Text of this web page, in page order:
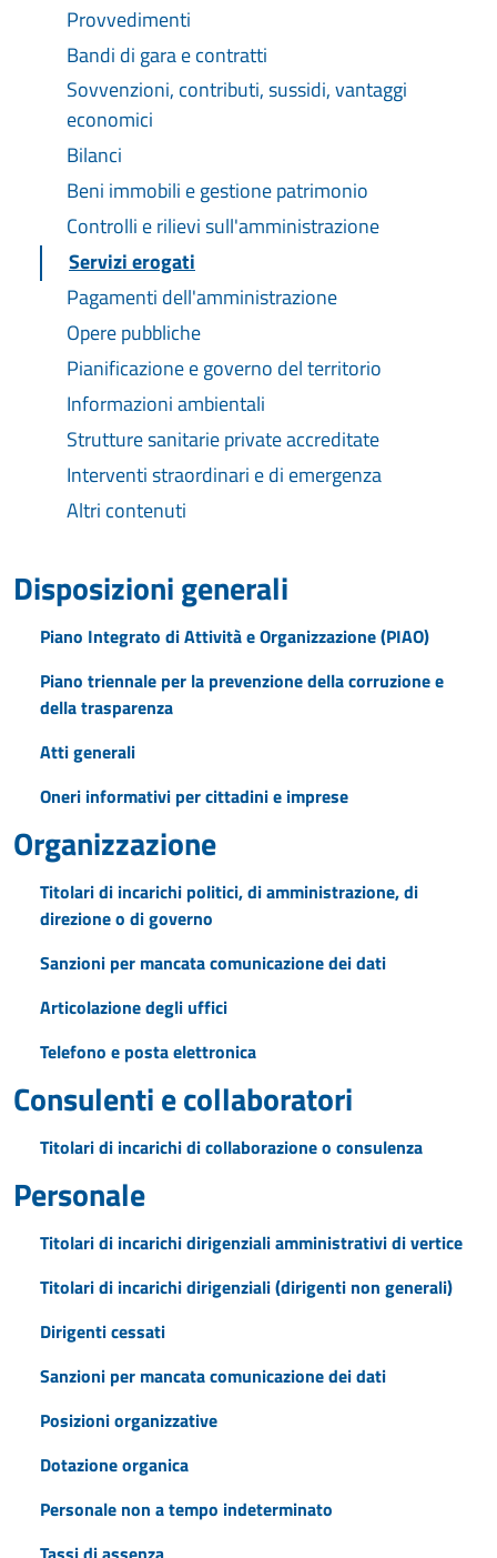
Provvedimenti
Bandi di gara e contratti
Sovvenzioni, contributi, sussidi, vantaggi
economici
Bilanci
Beni immobili e gestione patrimonio
Controlli e rilievi sull'amministrazione
Servizi erogati
Pagamenti dell'amministrazione
Opere pubbliche
Pianificazione e governo del territorio
Informazioni ambientali
Strutture sanitarie private accreditate
Interventi straordinari e di emergenza
Altri contenuti
Disposizioni generali
Piano Integrato di Attività e Organizzazione (PIAO)
Piano triennale per la prevenzione della corruzione e
della trasparenza
Atti generali
Oneri informativi per cittadini e imprese
Organizzazione
Titolari di incarichi politici, di amministrazione, di
direzione o di governo
Sanzioni per mancata comunicazione dei dati
Articolazione degli uffici
Telefono e posta elettronica
Consulenti e collaboratori
Titolari di incarichi di collaborazione o consulenza
Personale
Titolari di incarichi dirigenziali amministrativi di vertice
Titolari di incarichi dirigenziali (dirigenti non generali)
Dirigenti cessati
Sanzioni per mancata comunicazione dei dati
Posizioni organizzative
Dotazione organica
Personale non a tempo indeterminato